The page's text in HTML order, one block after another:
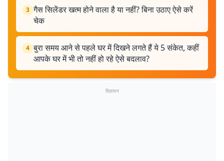
3 गैस सिलेंडर खत्म होने वाला है या नहीं? बिना उठाए ऐसे करें
चेक
4 बुरा समय आने से पहले घर में दिखने लगते हैं ये 5 संकेत, कहीं
आपके घर में भी तो नहीं हो रहे ऐसे बदलाव?
विज्ञापन